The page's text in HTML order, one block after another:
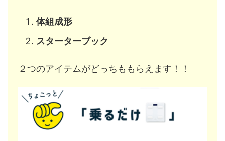
体組成形
スターターブック
２つのアイテムがどっちももらえます！！